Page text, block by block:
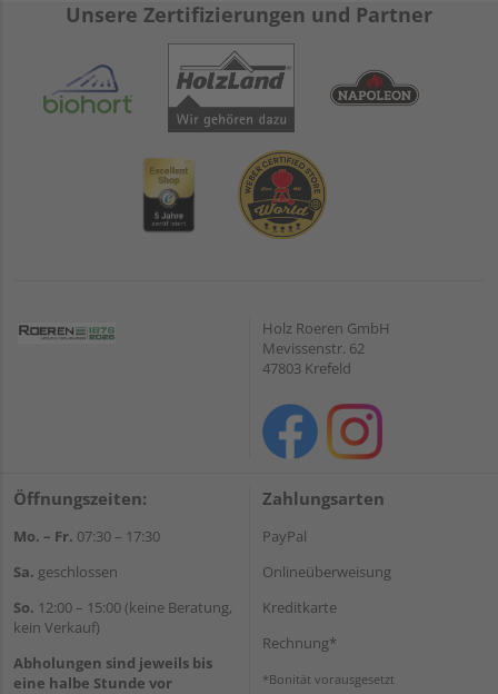
Unsere Zertifizierungen und Partner
Holz Roeren GmbH
Mevissenstr. 62
47803 Krefeld
Öffnungszeiten:
Mo. – Fr. 07:30 – 17:30
Sa. geschlossen
So. 12:00 – 15:00 (keine Beratung,
kein Verkauf)
Abholungen sind jeweils bis
eine halbe Stunde vor
Zahlungsarten
PayPal
Onlineüberweisung
Kreditkarte
Rechnung*
*Bonität vorausgesetzt